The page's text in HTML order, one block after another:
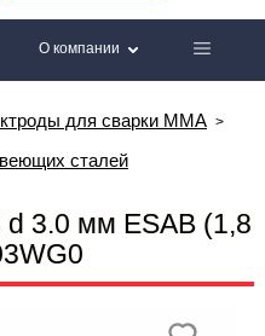
О компании
для сварки MMA
сталей
3.0 мм ESAB (1,8